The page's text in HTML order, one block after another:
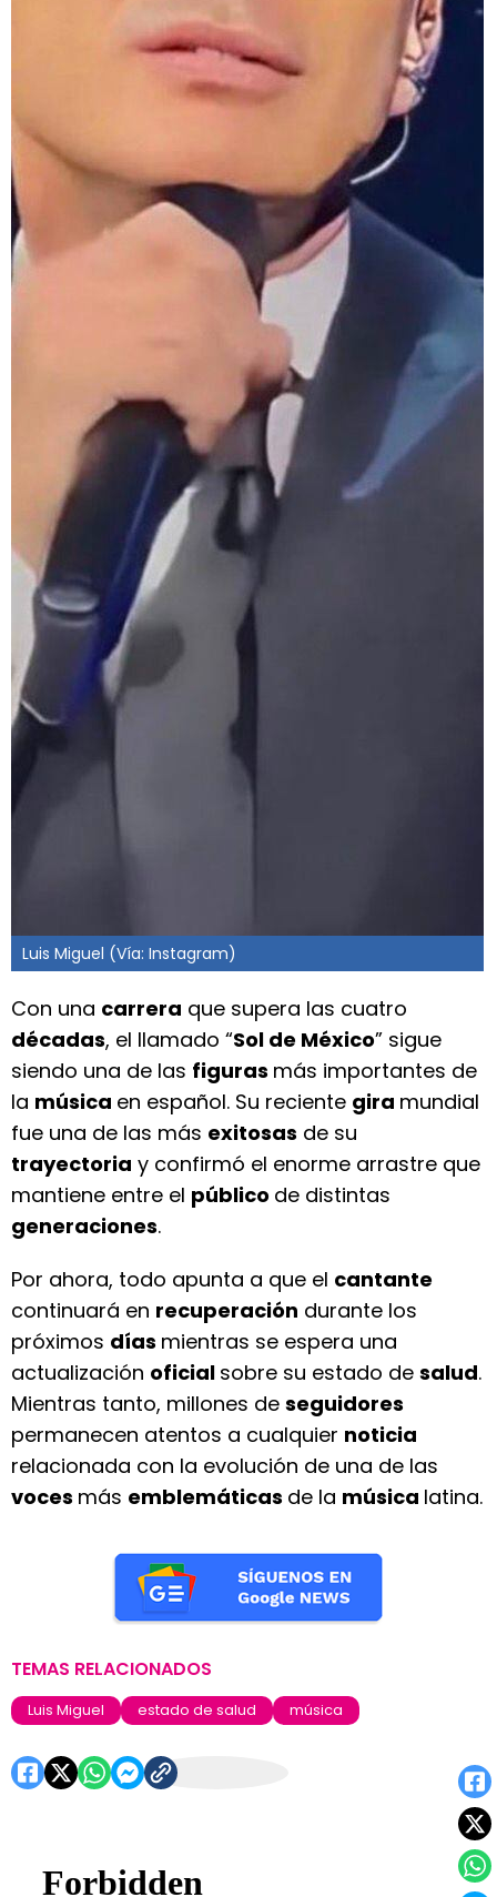
Luis Miguel (Vía: Instagram)
Con una carrera que supera las cuatro
décadas, el llamado “Sol de México” sigue
siendo una de las figuras más importantes de
la música en español. Su reciente gira mundial
fue una de las más exitosas de su
trayectoria y confirmó el enorme arrastre que
mantiene entre el público de distintas
generaciones.
Por ahora, todo apunta a que el cantante
continuará en recuperación durante los
próximos días mientras se espera una
actualización oficial sobre su estado de salud.
Mientras tanto, millones de seguidores
permanecen atentos a cualquier noticia
relacionada con la evolución de una de las
voces más emblemáticas de la música latina.
TEMAS RELACIONADOS
Luis Miguel estado de salud música